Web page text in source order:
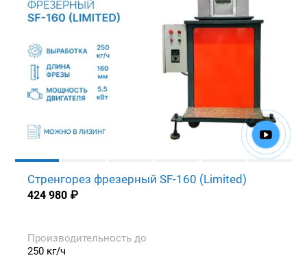
Стренгорез фрезерный SF-160 (Limited)
424 980 ₽
Производительность до
250 кг/ч